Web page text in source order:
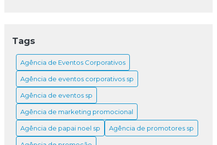
interna e engaja colaboradores
Agência de Endomarketing: Como Potencializar a
Comunicação Interna da Sua Empresa
Agência de Endomarketing: Como Transformar a
Comunicação Interna da Sua Empresa
Agência de Endomarketing: Estratégias para Sucesso
Tags
Agência de Eventos Corporativos
Agência de eventos corporativos sp
Agência de eventos sp
Agência de marketing promocional
Agência de papai noel sp Agência de promotores sp